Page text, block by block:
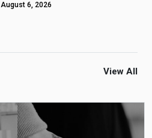
August 6, 2026
View All